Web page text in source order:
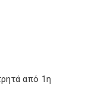
από 1η